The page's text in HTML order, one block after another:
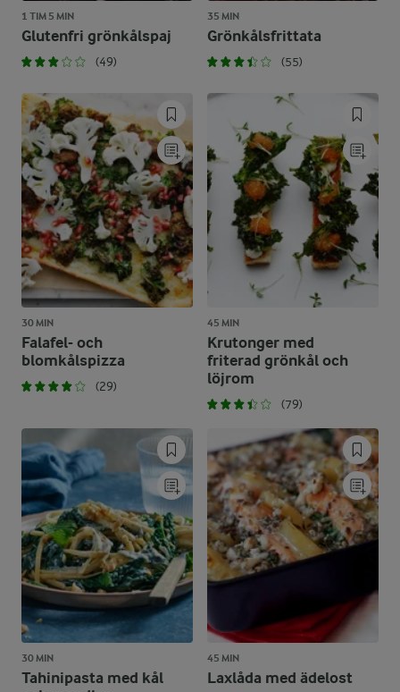
1 TIM 5 MIN
Glutenfri grönkålspaj
(49)
35 MIN
Grönkålsfrittata
(55)
30 MIN
Falafel- och
blomkålspizza
(29)
45 MIN
Krutonger med
friterad grönkål och
löjrom
(79)
30 MIN
Tahinipasta med kål
45 MIN
Laxlåda med ädelost